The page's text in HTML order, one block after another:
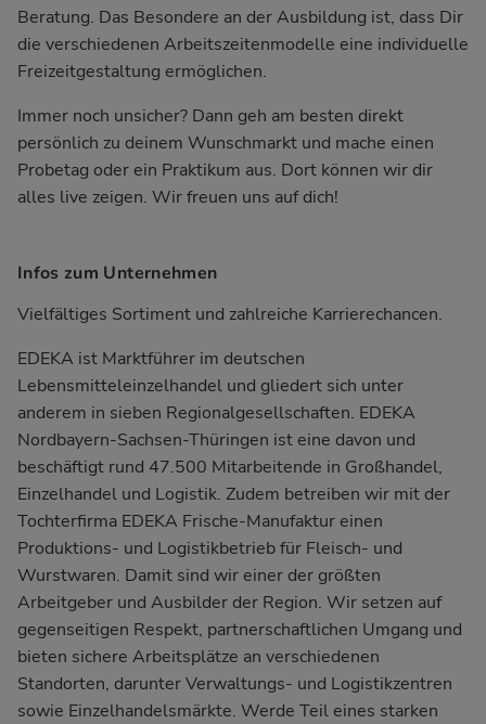
Beratung. Das Besondere an der Ausbildung ist, dass Dir
die verschiedenen Arbeitszeitenmodelle eine individuelle
Freizeitgestaltung ermöglichen.
Immer noch unsicher? Dann geh am besten direkt
persönlich zu deinem Wunschmarkt und mache einen
Probetag oder ein Praktikum aus. Dort können wir dir
alles live zeigen. Wir freuen uns auf dich!
Infos zum Unternehmen
Vielfältiges Sortiment und zahlreiche Karrierechancen.
EDEKA ist Marktführer im deutschen
Lebensmitteleinzelhandel und gliedert sich unter
anderem in sieben Regionalgesellschaften. EDEKA
Nordbayern-Sachsen-Thüringen ist eine davon und
beschäftigt rund 47.500 Mitarbeitende in Großhandel,
Einzelhandel und Logistik. Zudem betreiben wir mit der
Tochterfirma EDEKA Frische-Manufaktur einen
Produktions- und Logistikbetrieb für Fleisch- und
Wurstwaren. Damit sind wir einer der größten
Arbeitgeber und Ausbilder der Region. Wir setzen auf
gegenseitigen Respekt, partnerschaftlichen Umgang und
bieten sichere Arbeitsplätze an verschiedenen
Standorten, darunter Verwaltungs- und Logistikzentren
sowie Einzelhandelsmärkte. Werde Teil eines starken